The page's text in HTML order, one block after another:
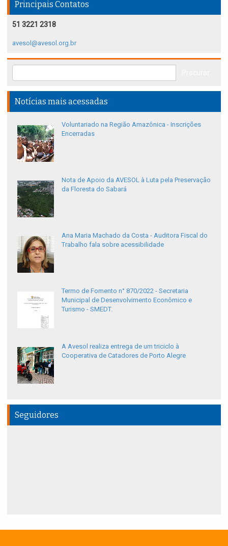
Principais Contatos
51 3221 2318
avesol@avesol.org.br
Notícias mais acessadas
Voluntariado na Região Amazônica - Inscrições
Encerradas
Nota de Apoio da AVESOL à Luta pela Preservação
da Floresta do Sabará
Ana Maria Machado da Costa - Auditora Fiscal do
Trabalho fala sobre acessibilidade
Termo de Fomento n° 870/2022 - Secretaria
Municipal de Desenvolvimento Econômico e
Turismo - SMEDT.
A Avesol realiza entrega de um triciclo à
Cooperativa de Catadores de Porto Alegre
Seguidores